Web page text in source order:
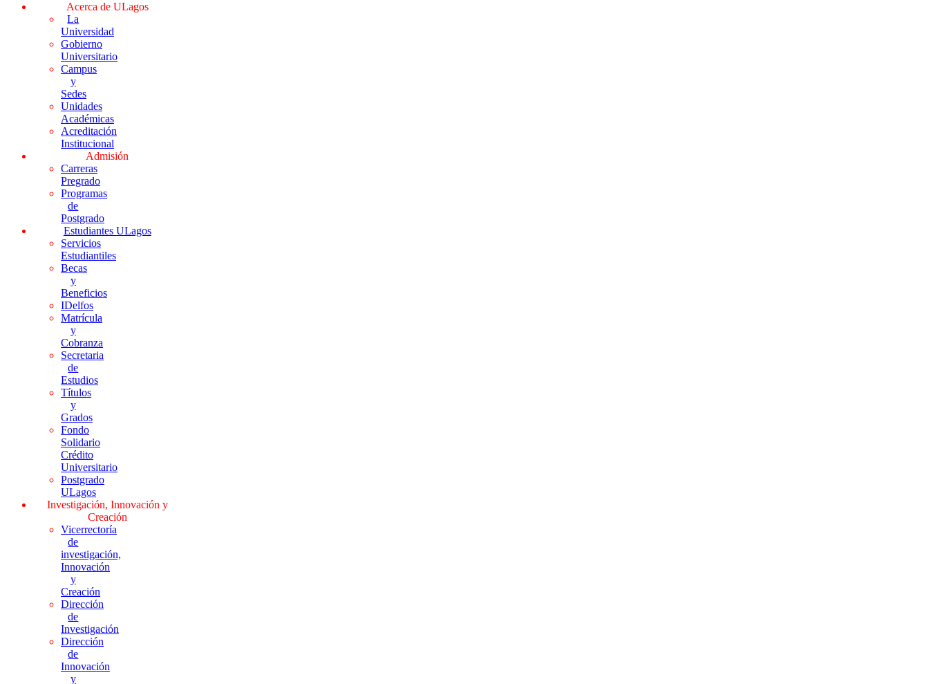
Acerca de ULagos
La
Universidad
Gobierno
Universitario
Campus
y
Sedes
Unidades
Académicas
Acreditación
Institucional
Admisión
Carreras
Pregrado
Programas
de
Postgrado
Estudiantes ULagos
Servicios
Estudiantiles
Becas
y
Beneficios
IDelfos
Matrícula
y
Cobranza
Secretaria
de
Estudios
Títulos
y
Grados
Fondo
Solidario
Crédito
Universitario
Postgrado
ULagos
Investigación, Innovación y
Creación
Vicerrectoría
de
investigación,
Innovación
y
Creación
Dirección
de
Investigación
Dirección
de
Innovación
y